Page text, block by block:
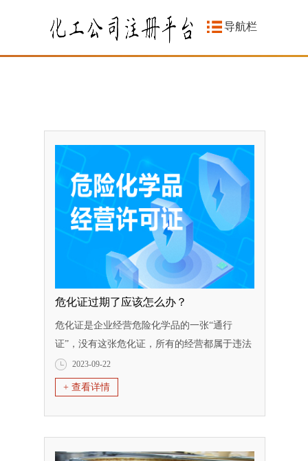
导航栏
危化证过期了应该怎么办？
危化证是企业经营危险化学品的一张“通行
证”，没有这张危化证，所有的经营都属于违法
行为，经营所得也是要没收上缴，并且要接受
罚款，所以要想经营危化品就要办理危化证，
并且危化证不是你想用多久就用多久的，它是
有使用期限的，并且使用期限并不是很长，所
以在经营的时候也要注意证件的期限，切勿等
到过期，今天剑墨的小编就来跟大家聊一聊
2023-09-22
+ 查看详情